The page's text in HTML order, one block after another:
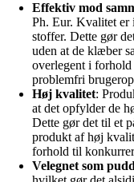
Effektiv mod
Ph. Eur. Kvalitet er
stoffer. Dette gør
uden at de klæber
overlegent i
problemfri
Høj kvalitet:
at det opfylder de
Dette gør det til et
produkt af høj
forhold til
Velegnet som